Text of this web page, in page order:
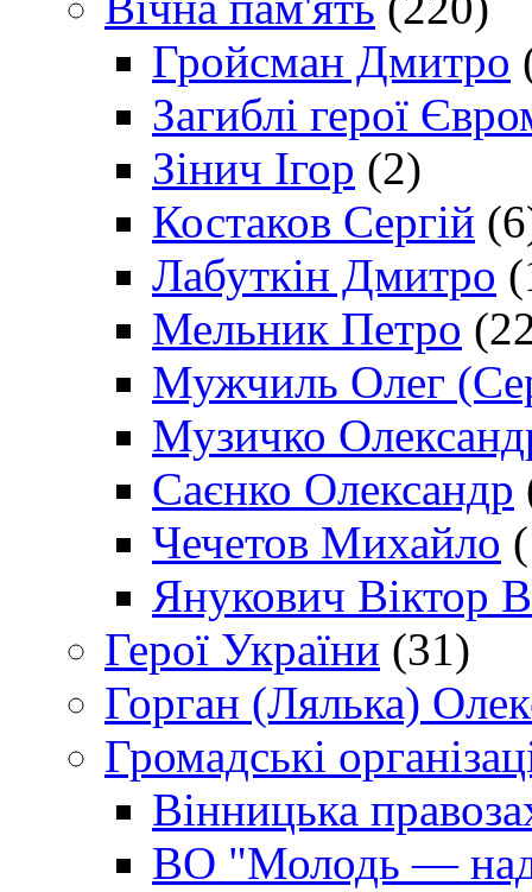
Гройсман Дмитро
Загиблі герої
Зінич Ігор (2)
Костаков Сергій
Лабуткін Дмитро
Мельник Петро
Мужчиль Олег
Музичко
Саєнко Олександр
Чечетов Михайло
Янукович Віктор
Герої України (31)
Горган (Лялька)
Громадські
Вінницька
ВО "Молодь —